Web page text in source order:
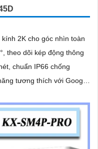
2K cho góc nhìn toàn
theo dõi kép động thông
tương thích với Google